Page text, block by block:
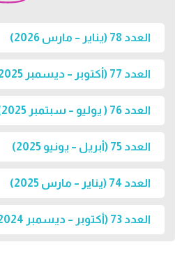
العدد 78 (يناير – مارس 2026)
العدد 77 (أكتوبر – ديسمبر 2025)
العدد 76 ( يوليو – سبتمبر 2025)
العدد 75 (أبريل – يونيو 2025)
العدد 74 (يناير – مارس 2025)
العدد 73 (أكتوبر – ديسمبر 2024)